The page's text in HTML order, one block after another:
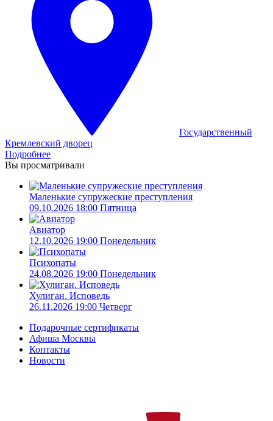
Государственный
Кремлевский дворец
Подробнее
Вы просматривали
Маленькие супружеские преступления
09.10.2026 18:00 Пятница
Авиатор
12.10.2026 19:00 Понедельник
Психопаты
24.08.2026 19:00 Понедельник
Хулиган. Исповедь
26.11.2026 19:00 Четверг
Подарочные сертификаты
Афиша Москвы
Контакты
Новости